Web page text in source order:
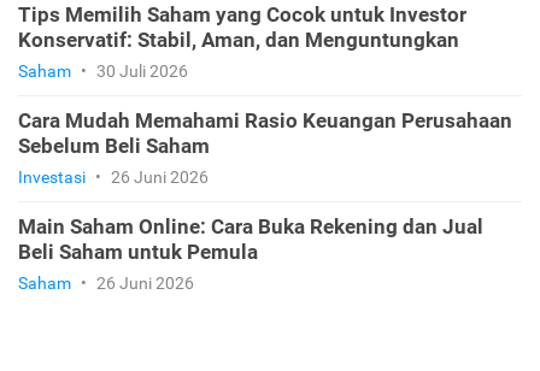
Tips Memilih Saham yang Cocok untuk Investor
Konservatif: Stabil, Aman, dan Menguntungkan
Saham • 30 Juli 2026
Cara Mudah Memahami Rasio Keuangan Perusahaan
Sebelum Beli Saham
Investasi • 26 Juni 2026
Main Saham Online: Cara Buka Rekening dan Jual
Beli Saham untuk Pemula
Saham • 26 Juni 2026